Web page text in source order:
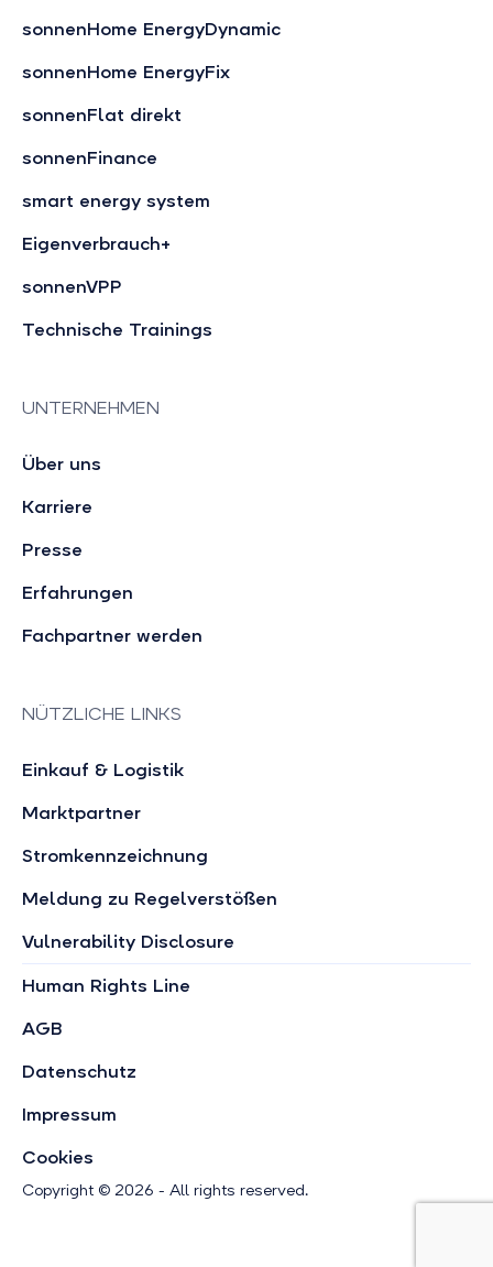
sonnenHome EnergyDynamic
sonnenHome EnergyFix
sonnenFlat direkt
sonnenFinance
smart energy system
Eigenverbrauch+
sonnenVPP
Technische Trainings
UNTERNEHMEN
Über uns
Karriere
Presse
Erfahrungen
Fachpartner werden
NÜTZLICHE LINKS
Einkauf & Logistik
Marktpartner
Stromkennzeichnung
Meldung zu Regelverstößen
Vulnerability Disclosure
Copyright © 2026 - All rights reserved.
Human Rights Line
AGB
Datenschutz
Impressum
Cookies